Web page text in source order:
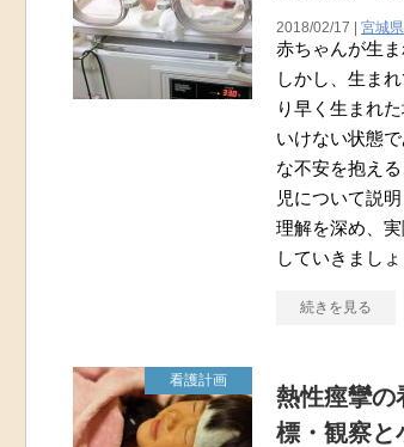
2018/02/17 | 宮城県
赤ちゃんが生
しかし、生ま
り早く生まれ
いけない状態
な不安を抱え
児について説
理解を深め、
していきまし
続きを見る
看護計画
熱性痙攣の
標・観察と